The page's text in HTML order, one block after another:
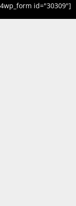
id="30309"]